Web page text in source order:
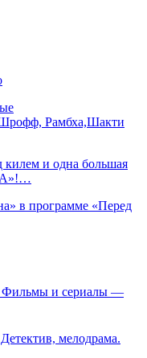
Рамбха,Шакти
и одна большая
в программе «Перед
Фильмы и сериалы —
мелодрама.